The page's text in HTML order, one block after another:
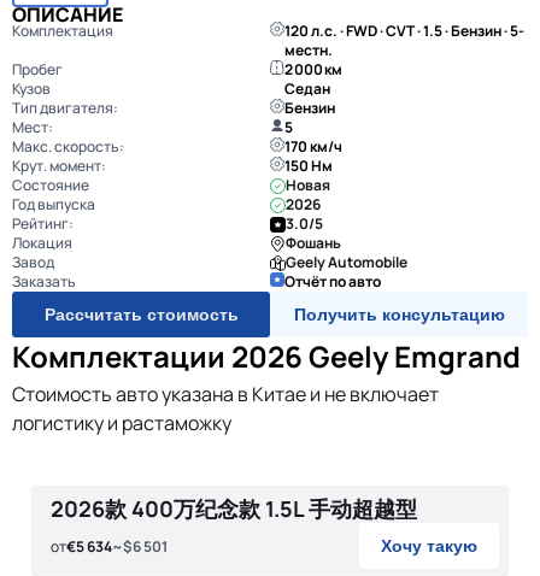
ОПИСАНИЕ
Комплектация
120 л.с. · FWD · CVT · 1.5 · Бензин · 5-
местн.
Пробег
2 000 км
Кузов
Седан
Тип двигателя:
Бензин
Мест:
5
Макс. скорость:
170 км/ч
Крут. момент:
150 Нм
Состояние
Новая
Год выпуска
2026
Рейтинг:
3.0/5
Локация
Фошань
Завод
Geely Automobile
Заказать
Отчёт по авто
Рассчитать стоимость Получить консультацию
Комплектации 2026 Geely Emgrand
Стоимость авто указана в Китае и не включает
логистику и растаможку
2026款 400万纪念款 1.5L 手动超越型
от€5 634~$6 501 Хочу такую